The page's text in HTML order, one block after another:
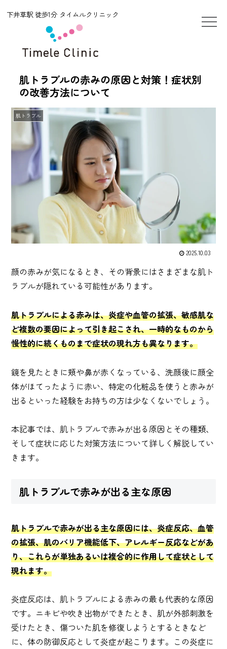
下井草駅 徒歩1分 タイムルクリニック
肌トラブルの赤みの原因と対策！症状別
の改善方法について
肌トラブル
2025.10.03
顔の赤みが気になるとき、その背景にはさまざまな肌ト
ラブルが隠れている可能性があります。
肌トラブルによる赤みは、炎症や血管の拡張、敏感肌な
ど複数の要因によって引き起こされ、一時的なものから
慢性的に続くものまで症状の現れ方も異なります。
鏡を見たときに頬や鼻が赤くなっている、洗顔後に顔全
体がほてったように赤い、特定の化粧品を使うと赤みが
出るといった経験をお持ちの方は少なくないでしょう。
本記事では、肌トラブルで赤みが出る原因とその種類、
そして症状に応じた対策方法について詳しく解説してい
きます。
肌トラブルで赤みが出る主な原因
肌トラブルで赤みが出る主な原因には、炎症反応、血管
の拡張、肌のバリア機能低下、アレルギー反応などがあ
り、これらが単独あるいは複合的に作用して症状として
現れます。
炎症反応は、肌トラブルによる赤みの最も代表的な原因
です。ニキビや吹き出物ができたとき、肌が外部刺激を
受けたとき、傷ついた肌を修復しようとするときなど
に、体の防御反応として炎症が起こります。この炎症に